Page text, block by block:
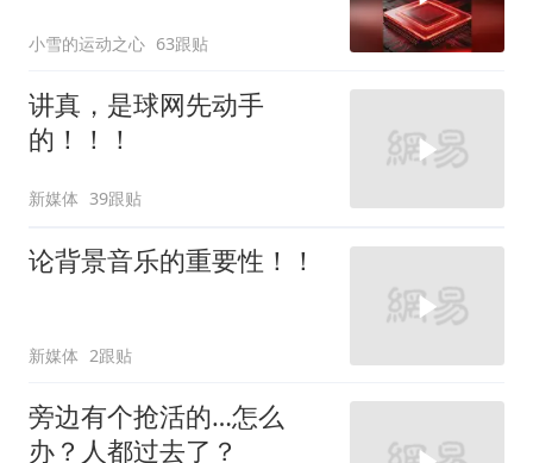
小雪的运动之心 63跟贴
讲真，是球网先动手
的！！！
新媒体 39跟贴
论背景音乐的重要性！！
新媒体 2跟贴
旁边有个抢活的…怎么
办？人都过去了？